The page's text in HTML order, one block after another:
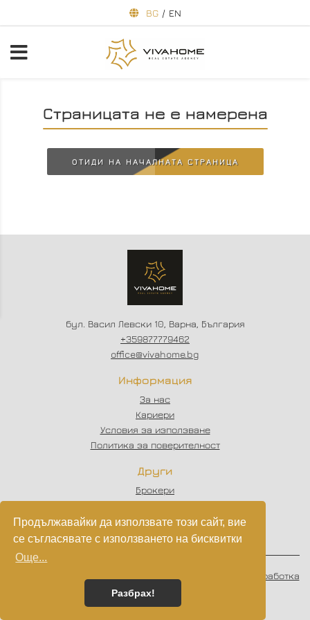
Продължавайки да използвате този сайт, вие
се съгласявате с използването на бисквитки
Още...
Разбрах!
BG / EN
Страницата не е намерена
ОТИДИ НА НАЧАЛНАТА СТРАНИЦА
бул. Васил Левски 10, Варна, България
+359877779462
office@vivahome.bg
Информация
За нас
Кариери
Условия за използване
Политика за поверителност
Други
Брокери
Отзиви
Статии
Партньори
Изработка
на софтуер